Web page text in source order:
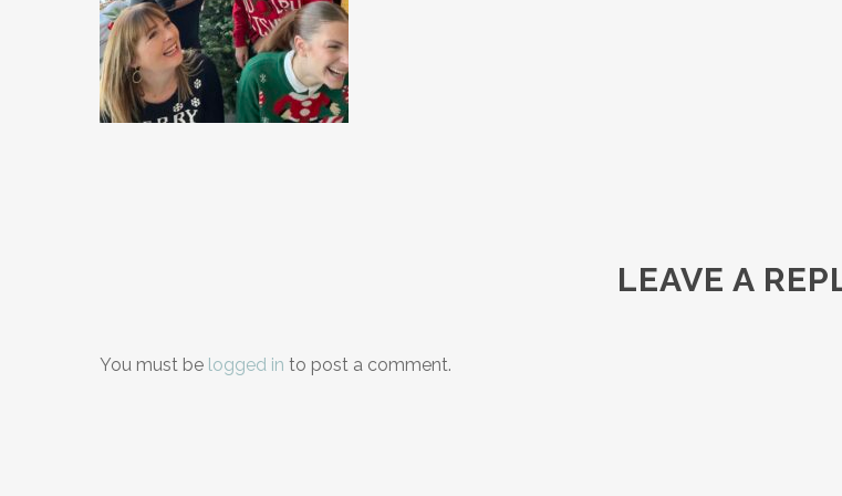
LEAVE A
You must be logged in to post a comment.